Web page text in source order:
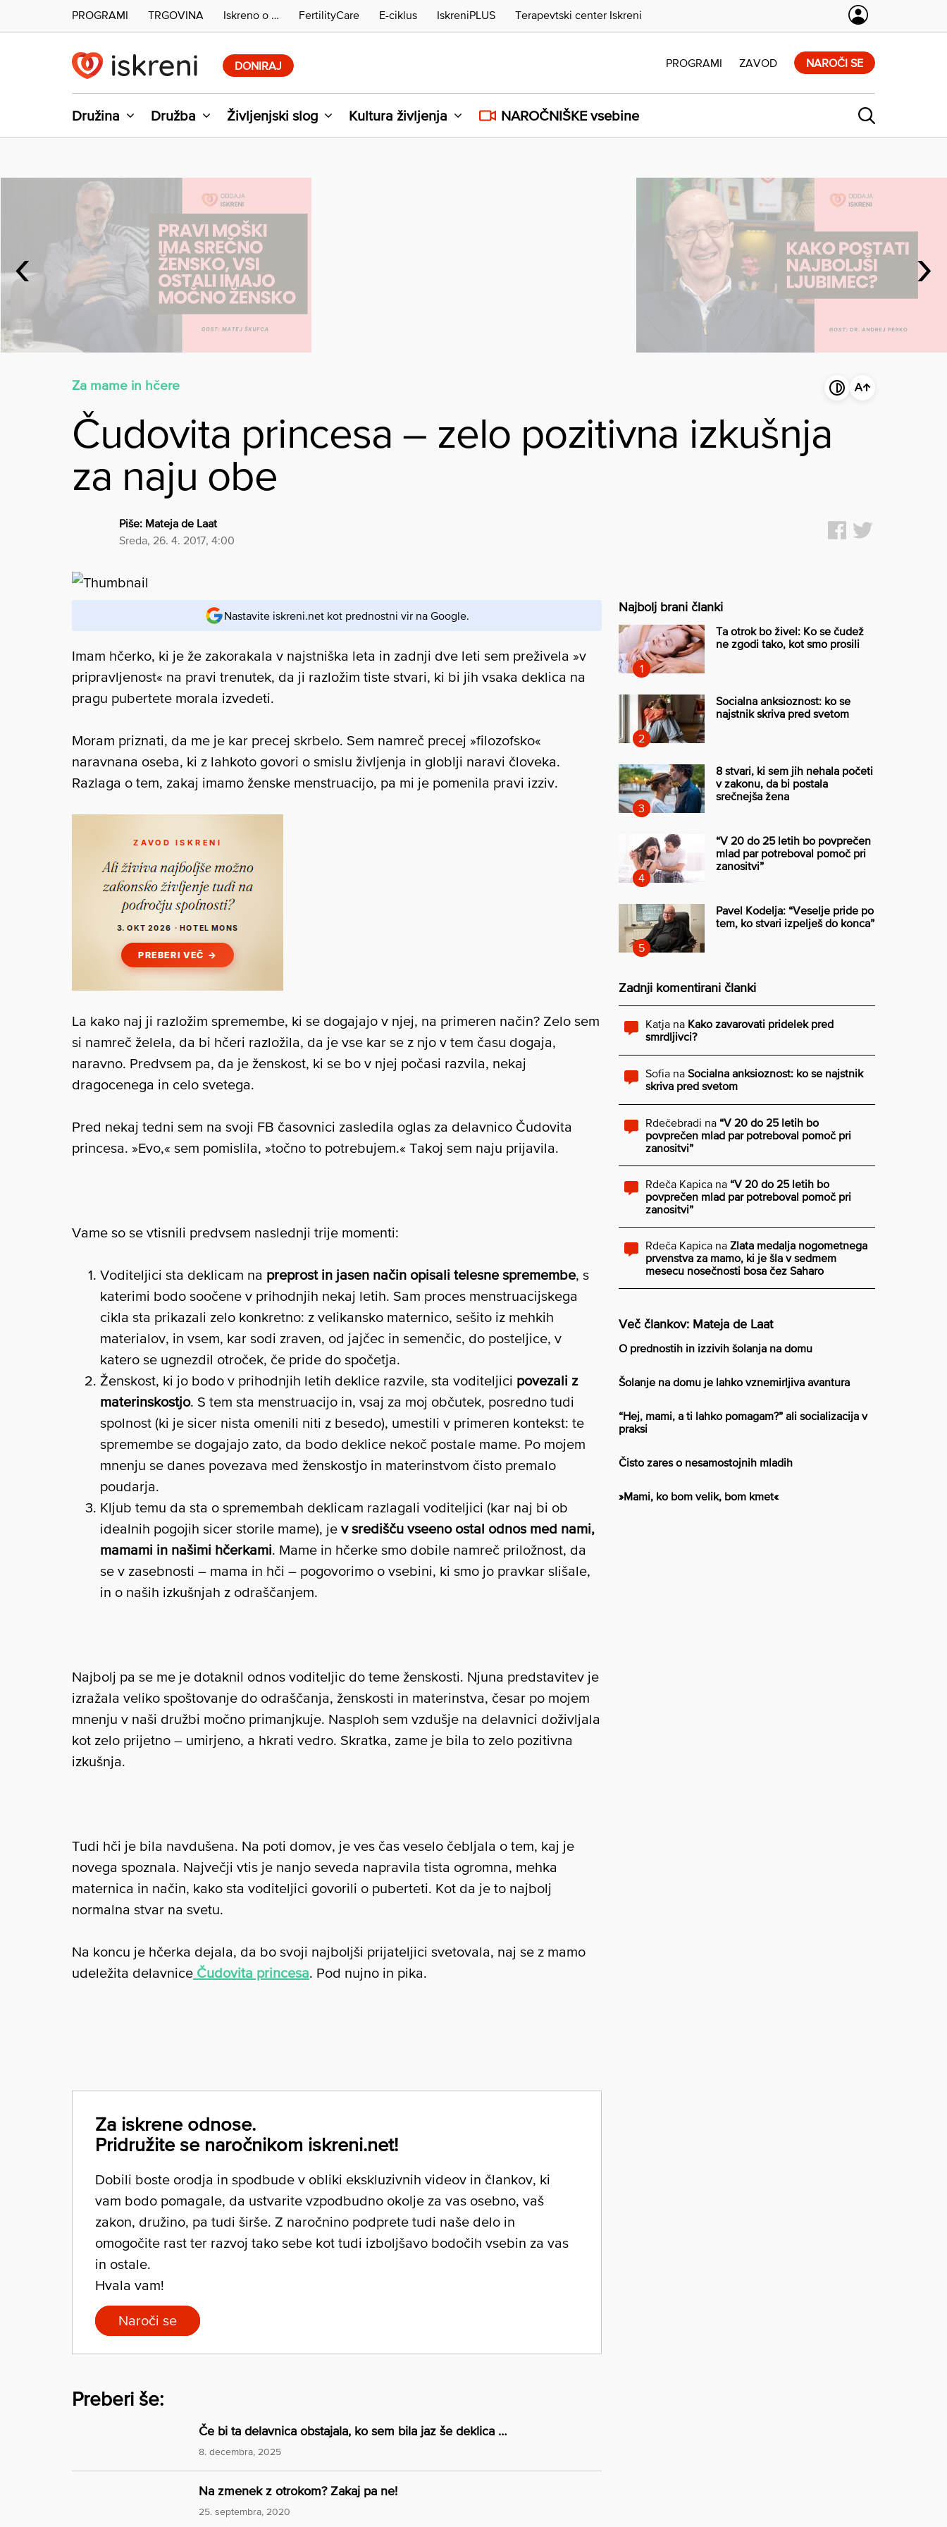
DONIRAJ
Družina Družba Življenjski slog Kultura življenja NAROČNIŠKE vsebine
PROGRAMI ZAVOD NAROČI SE
PROGRAMI TRGOVINA Iskreno o … FertilityCare E-ciklus IskreniPLUS Terapevtski center Iskreni
‹ ›
Za mame in hčere
Čudovita princesa – zelo pozitivna izkušnja
za naju obe
Piše: Mateja de Laat
sreda, 26. 4. 2017, 4:00
Nastavite iskreni.net kot prednostni vir na Google.
Imam hčerko, ki je že zakorakala v najstniška leta in zadnji dve leti sem preživela »v
pripravljenost« na pravi trenutek, da ji razložim tiste stvari, ki bi jih vsaka deklica na
pragu pubertete morala izvedeti.
Moram priznati, da me je kar precej skrbelo. Sem namreč precej »filozofsko«
naravnana oseba, ki z lahkoto govori o smislu življenja in globlji naravi človeka.
Razlaga o tem, zakaj imamo ženske menstruacijo, pa mi je pomenila pravi izziv.
La kako naj ji razložim spremembe, ki se dogajajo v njej, na primeren način? Zelo sem
si namreč želela, da bi hčeri razložila, da je vse kar se z njo v tem času dogaja,
naravno. Predvsem pa, da je ženskost, ki se bo v njej počasi razvila, nekaj
dragocenega in celo svetega.
Pred nekaj tedni sem na svoji FB časovnici zasledila oglas za delavnico Čudovita
princesa. »Evo,« sem pomislila, »točno to potrebujem.« Takoj sem naju prijavila.
Vame so se vtisnili predvsem naslednji trije momenti:
Voditeljici sta deklicam na preprost in jasen način opisali telesne spremembe, s
katerimi bodo soočene v prihodnjih nekaj letih. Sam proces menstruacijskega
cikla sta prikazali zelo konkretno: z velikansko maternico, sešito iz mehkih
materialov, in vsem, kar sodi zraven, od jajčec in semenčic, do posteljice, v
katero se ugnezdil otroček, če pride do spočetja.
Ženskost, ki jo bodo v prihodnjih letih deklice razvile, sta voditeljici povezali z
materinskostjo. S tem sta menstruacijo in, vsaj za moj občutek, posredno tudi
spolnost (ki je sicer nista omenili niti z besedo), umestili v primeren kontekst: te
spremembe se dogajajo zato, da bodo deklice nekoč postale mame. Po mojem
mnenju se danes povezava med ženskostjo in materinstvom čisto premalo
poudarja.
Kljub temu da sta o spremembah deklicam razlagali voditeljici (kar naj bi ob
idealnih pogojih sicer storile mame), je v središču vseeno ostal odnos med nami,
mamami in našimi hčerkami. Mame in hčerke smo dobile namreč priložnost, da
se v zasebnosti – mama in hči – pogovorimo o vsebini, ki smo jo pravkar slišale,
in o naših izkušnjah z odraščanjem.
Najbolj pa se me je dotaknil odnos voditeljic do teme ženskosti. Njuna predstavitev je
izražala veliko spoštovanje do odraščanja, ženskosti in materinstva, česar po mojem
mnenju v naši družbi močno primanjkuje. Nasploh sem vzdušje na delavnici doživljala
kot zelo prijetno – umirjeno, a hkrati vedro. Skratka, zame je bila to zelo pozitivna
izkušnja.
Tudi hči je bila navdušena. Na poti domov, je ves čas veselo čebljala o tem, kaj je
novega spoznala. Največji vtis je nanjo seveda napravila tista ogromna, mehka
maternica in način, kako sta voditeljici govorili o puberteti. Kot da je to najbolj
normalna stvar na svetu.
Na koncu je hčerka dejala, da bo svoji najboljši prijateljici svetovala, naj se z mamo
udeležita delavnice Čudovita princesa. Pod nujno in pika.
Za iskrene odnose.
Pridružite se naročnikom iskreni.net!
Dobili boste orodja in spodbude v obliki ekskluzivnih videov in člankov, ki
vam bodo pomagale, da ustvarite vzpodbudno okolje za vas osebno, vaš
zakon, družino, pa tudi širše. Z naročnino podprete tudi naše delo in
omogočite rast ter razvoj tako sebe kot tudi izboljšavo bodočih vsebin za vas
in ostale.
Hvala vam!
Naroči se
Preberi še:
Če bi ta delavnica obstajala, ko sem bila jaz še deklica …
8. decembra, 2025
Na zmenek z otrokom? Zakaj pa ne!
25. septembra, 2020
Najbolj brani članki
Ta otrok bo živel: Ko se čudež
ne zgodi tako, kot smo prosili
Socialna anksioznost: ko se
najstnik skriva pred svetom
8 stvari, ki sem jih nehala početi
v zakonu, da bi postala
srečnejša žena
“V 20 do 25 letih bo povprečen
mlad par potreboval pomoč pri
zanositvi”
Pavel Kodelja: “Veselje pride po
tem, ko stvari izpelješ do konca”
Zadnji komentirani članki
Katja na Kako zavarovati pridelek pred
smrdljivci?
Sofia na Socialna anksioznost: ko se najstnik
skriva pred svetom
Rdečebradi na “V 20 do 25 letih bo
povprečen mlad par potreboval pomoč pri
zanositvi”
Rdeča Kapica na “V 20 do 25 letih bo
povprečen mlad par potreboval pomoč pri
zanositvi”
Rdeča Kapica na Zlata medalja nogometnega
prvenstva za mamo, ki je šla v sedmem
mesecu nosečnosti bosa čez Saharo
Več člankov: Mateja de Laat
O prednostih in izzivih šolanja na domu
Šolanje na domu je lahko vznemirljiva avantura
“Hej, mami, a ti lahko pomagam?” ali socializacija v
praksi
Čisto zares o nesamostojnih mladih
»Mami, ko bom velik, bom kmet«